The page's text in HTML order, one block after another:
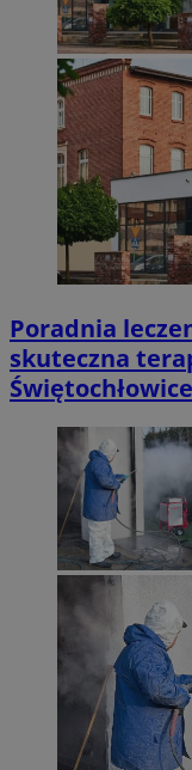
Poradnia
skuteczna
Świętochłowice